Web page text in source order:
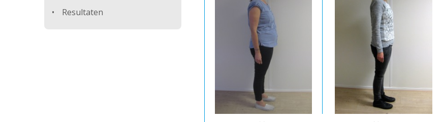
Resultaten